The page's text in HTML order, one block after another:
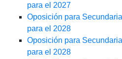
para el 2027
Oposición para
para el 2028
Oposición para
para el 2028